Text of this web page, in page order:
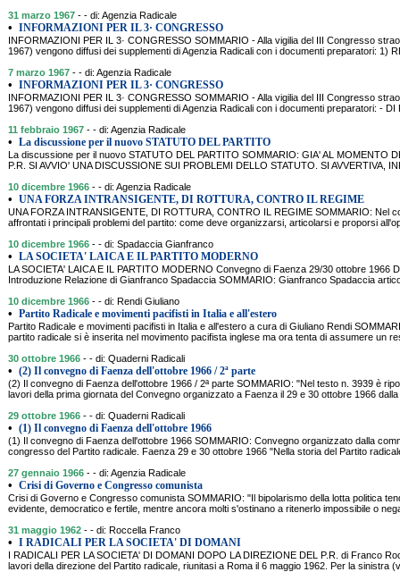
31 marzo 1967 - - di: Agenzia Radicale
• INFORMAZIONI PER IL 3· CONGRESSO
INFORMAZIONI PER IL 3· CONGRESSO SOMMARIO - Alla vigilia del III Congresso
1967) vengono diffusi dei supplementi di Agenzia Radicali con i documenti preparatori: 1)
7 marzo 1967 - - di: Agenzia Radicale
• INFORMAZIONI PER IL 3· CONGRESSO
INFORMAZIONI PER IL 3· CONGRESSO SOMMARIO - Alla vigilia del III Congresso
1967) vengono diffusi dei supplementi di Agenzia Radicali con i documenti preparatori: -
11 febbraio 1967 - - di: Agenzia Radicale
• La discussione per il nuovo STATUTO DEL PARTITO
La discussione per il nuovo STATUTO DEL PARTITO SOMMARIO: GIA' AL MOMENTO
P.R. SI AVVIO' UNA DISCUSSIONE SUI PROBLEMI DELLO STATUTO. SI AVVERTIVA,
10 dicembre 1966 - - di: Agenzia Radicale
• UNA FORZA INTRANSIGENTE, DI ROTTURA, CONTRO IL REGIME
UNA FORZA INTRANSIGENTE, DI ROTTURA, CONTRO IL REGIME SOMMARIO: Nel
affrontati i principali problemi del partito: come deve organizzarsi, articolarsi e proporsi
10 dicembre 1966 - - di: Spadaccia Gianfranco
• LA SOCIETA' LAICA E IL PARTITO MODERNO
LA SOCIETA' LAICA E IL PARTITO MODERNO Convegno di Faenza 29/30 ottobre 1966
Introduzione Relazione di Gianfranco Spadaccia SOMMARIO: Gianfranco Spadaccia
10 dicembre 1966 - - di: Rendi Giuliano
• Partito Radicale e movimenti pacifisti in Italia e all'estero
Partito Radicale e movimenti pacifisti in Italia e all'estero a cura di Giuliano Rendi
partito radicale si è inserita nel movimento pacifista inglese ma ora tenta di assumere un
30 ottobre 1966 - - di: Quaderni Radicali
• (2) Il convegno di Faenza dell'ottobre 1966 / 2ª parte
(2) Il convegno di Faenza dell'ottobre 1966 / 2ª parte SOMMARIO: "Nel testo n. 3939 è
lavori della prima giornata del Convegno organizzato a Faenza il 29 e 30 ottobre 1966
29 ottobre 1966 - - di: Quaderni Radicali
• (1) Il convegno di Faenza dell'ottobre 1966
(1) Il convegno di Faenza dell'ottobre 1966 SOMMARIO: Convegno organizzato dalla
congresso del Partito radicale. Faenza 29 e 30 ottobre 1966 "Nella storia del Partito
27 gennaio 1966 - - di: Agenzia Radicale
• Crisi di Governo e Congresso comunista
Crisi di Governo e Congresso comunista SOMMARIO: "Il bipolarismo della lotta politica
evidente, democratico e fertile, mentre ancora molti s'ostinano a ritenerlo impossibile o
31 maggio 1962 - - di: Roccella Franco
• I RADICALI PER LA SOCIETA' DI DOMANI
I RADICALI PER LA SOCIETA' DI DOMANI DOPO LA DIREZIONE DEL P.R. di Franco
lavori della direzione del Partito radicale, riunitasi a Roma il 6 maggio 1962. Per la sinistra